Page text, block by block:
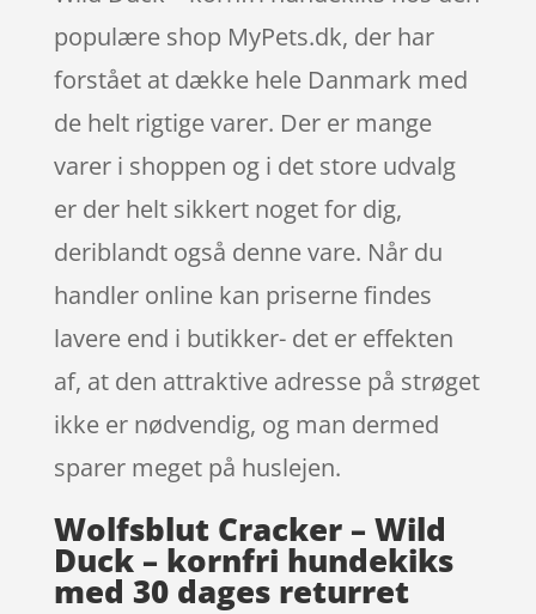
populære shop MyPets.dk, der har
forstået at dække hele Danmark med
de helt rigtige varer. Der er mange
varer i shoppen og i det store udvalg
er der helt sikkert noget for dig,
deriblandt også denne vare. Når du
handler online kan priserne findes
lavere end i butikker- det er effekten
af, at den attraktive adresse på strøget
ikke er nødvendig, og man dermed
sparer meget på huslejen.
Wolfsblut Cracker – Wild
Duck – kornfri hundekiks
med 30 dages returret